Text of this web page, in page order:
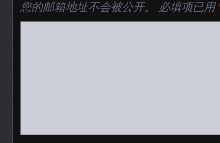
您的邮箱地址不会被公开。 必填项已用